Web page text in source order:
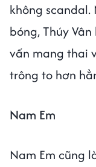
không
bóng, Thúy
vấn mang thai
trông to hơn
Nam Em
Nam Em cũng